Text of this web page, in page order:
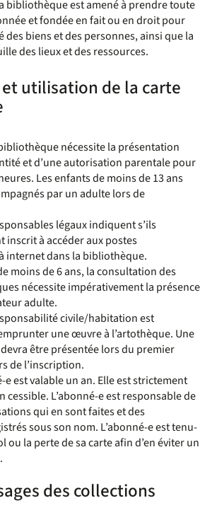
bibliothèque est amené à prendre toute
et fondée en fait ou en droit pour
des biens et des personnes, ainsi que la
des lieux et des ressources.
utilisation de la carte
nécessite la présentation
et d’une autorisation parentale pour
Les enfants de moins de 13 ans
par un adulte lors de
légaux indiquent s’ils
inscrit à accéder aux postes
internet dans la bibliothèque.
moins de 6 ans, la consultation des
nécessite impérativement la présence
adulte.
civile/habitation est
une œuvre à l’artothèque. Une
être présentée lors du premier
de l’inscription.
e est valable un an. Elle est strictement
cessible. L’abonné-e est responsable de
qui en sont faites et des
sous son nom. L’abonné-e est tenu-
ou la perte de sa carte afin d’en éviter un
des collections